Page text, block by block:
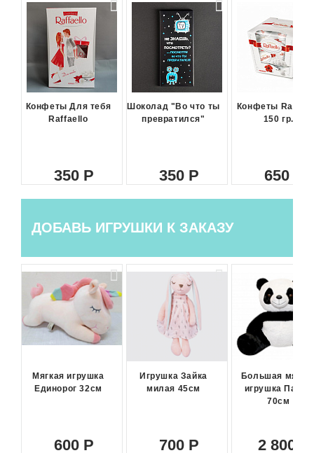
Конфеты Для тебя
Raffaello
350
Шоколад "Во что ты
превратился"
350
Конфеты
150 гр.
650
ДОБАВЬ ИГРУШКИ К ЗАКАЗУ
Мягкая игрушка
Единорог 32см
600
Игрушка Зайка
милая 45см
700
Большая
игрушка Панда
70см
2 800